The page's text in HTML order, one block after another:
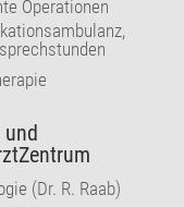
Operationen
und
(Dr. R. Raab)